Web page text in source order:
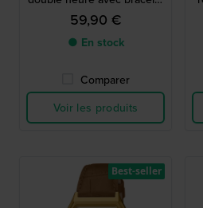
en acier inoxydable
59,90 €
● En stock
Comparer
Voir les produits
Best-seller